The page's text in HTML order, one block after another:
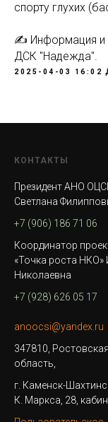
спорту глухих
✍️ Информация и
ДСК "Надежда".
2025-04-03 16:02
КОНТАКТЫ
Президент АНО
Светлана
+7 (906) 186 71 06
Координатор
«Точка роста НКО»
Николаевна
+7 (928) 626 05 17
anoocsi@yandex.ru
347810, Ростовская
область,
г. Каменск-
К. Маркса, 28,